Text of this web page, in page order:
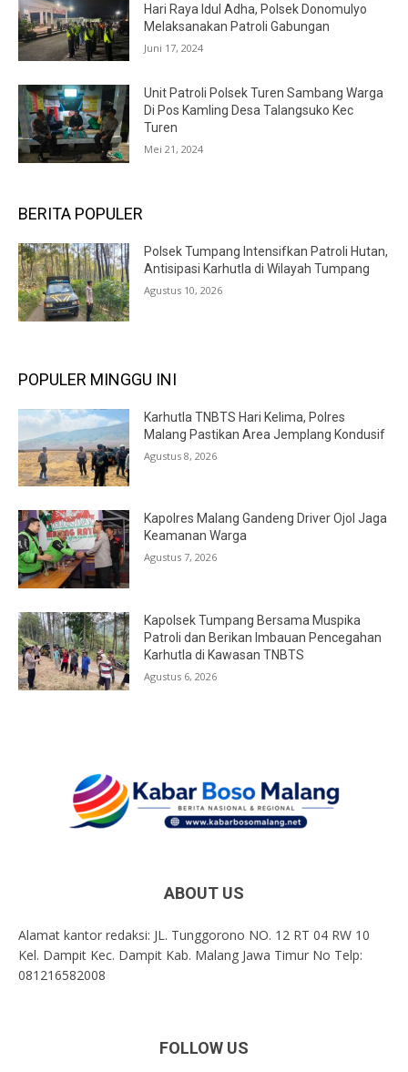
Hari Raya Idul Adha, Polsek Donomulyo
Melaksanakan Patroli Gabungan
Juni 17, 2024
Unit Patroli Polsek Turen Sambang Warga
Di Pos Kamling Desa Talangsuko Kec
Turen
Mei 21, 2024
BERITA POPULER
Polsek Tumpang Intensifkan Patroli Hutan,
Antisipasi Karhutla di Wilayah Tumpang
Agustus 10, 2026
POPULER MINGGU INI
Karhutla TNBTS Hari Kelima, Polres
Malang Pastikan Area Jemplang Kondusif
Agustus 8, 2026
Kapolres Malang Gandeng Driver Ojol Jaga
Keamanan Warga
Agustus 7, 2026
Kapolsek Tumpang Bersama Muspika
Patroli dan Berikan Imbauan Pencegahan
Karhutla di Kawasan TNBTS
Agustus 6, 2026
ABOUT US
Alamat kantor redaksi: JL. Tunggorono NO. 12 RT 04 RW 10
Kel. Dampit Kec. Dampit Kab. Malang Jawa Timur No Telp:
081216582008
FOLLOW US